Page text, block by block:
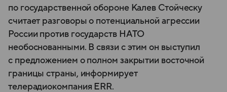
по государственной обороне Калев Стойческу
считает разговоры о потенциальной агрессии
России против государств НАТО
необоснованными. В связи с этим он выступил
с предложением о полном закрытии восточной
границы страны, информирует
телерадиокомпания ERR.